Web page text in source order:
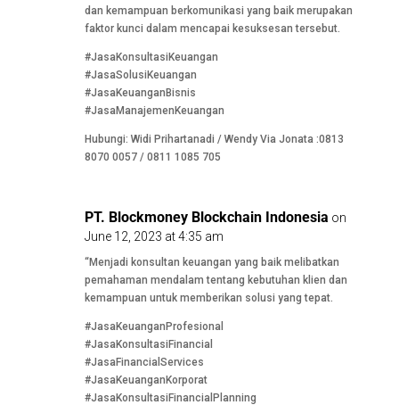
dan kemampuan berkomunikasi yang baik merupakan
faktor kunci dalam mencapai kesuksesan tersebut.
#JasaKonsultasiKeuangan
#JasaSolusiKeuangan
#JasaKeuanganBisnis
#JasaManajemenKeuangan
Hubungi: Widi Prihartanadi / Wendy Via Jonata :0813
8070 0057 / 0811 1085 705
PT. Blockmoney Blockchain Indonesia on
June 12, 2023 at 4:35 am
“Menjadi konsultan keuangan yang baik melibatkan
pemahaman mendalam tentang kebutuhan klien dan
kemampuan untuk memberikan solusi yang tepat.
#JasaKeuanganProfesional
#JasaKonsultasiFinancial
#JasaFinancialServices
#JasaKeuanganKorporat
#JasaKonsultasiFinancialPlanning